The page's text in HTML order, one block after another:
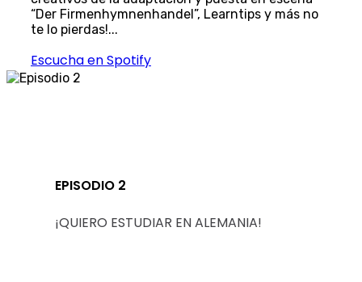
“Der Firmenhymnenhandel”, Learntips y más no
te lo pierdas!...
Escucha en Spotify
EPISODIO 2
¡QUIERO ESTUDIAR EN ALEMANIA!